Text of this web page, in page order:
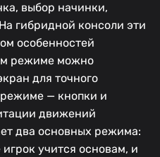
выбор начинки,
гибридной консоли эти
особенностей
режиме можно
для точного
— кнопки и
движений
два основных режима:
учится основам, и